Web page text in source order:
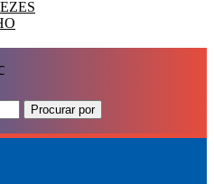
Procurar por